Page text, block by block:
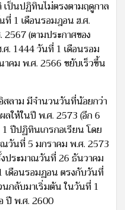
เป็นปฏิทินไม่ตรงตามฤดูกาล
ที่ 1 เดือนรอมฎอน ฮ.ศ.
(ตามประกาศของ
. 1444 วันที่ 1 เดือนรอม
คม พ.ศ. 2566 ขยับเร็วขึ้น
ลาม มีจำนวนวันที่น้อยกว่า
ให้ในปี พ.ศ. 2573 (อีก 6
ปีปฏิทินเกรกอเรียน โดย
วันที่ 5 มกราคม พ.ศ. 2573
ประมาณวันที่ 26 ธันวาคม
ดือนรอมฏอน ตรงกับวันที่
กลับมาเริ่มต้น ในวันที่ 1
ปี พ.ศ. 2600